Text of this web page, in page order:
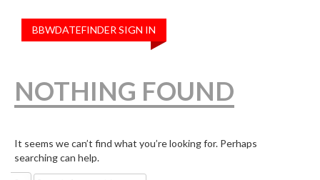
BBWDATEFINDER SIGN IN
NOTHING FOUND
It seems we can’t find what you’re looking for. Perhaps
searching can help.